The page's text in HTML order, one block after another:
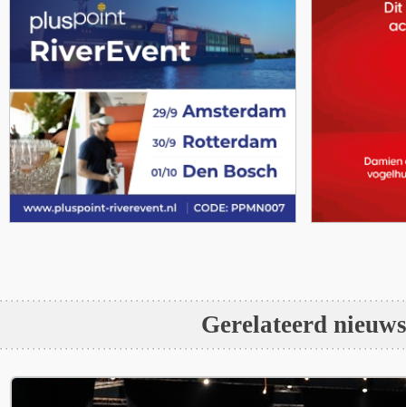
Gerelateerd nieuws